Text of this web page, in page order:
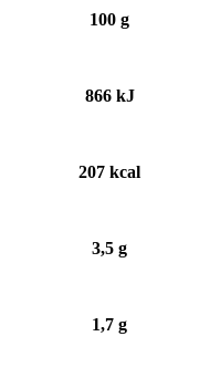
100 g
866 kJ
207 kcаl
3,5 g
1,7 g